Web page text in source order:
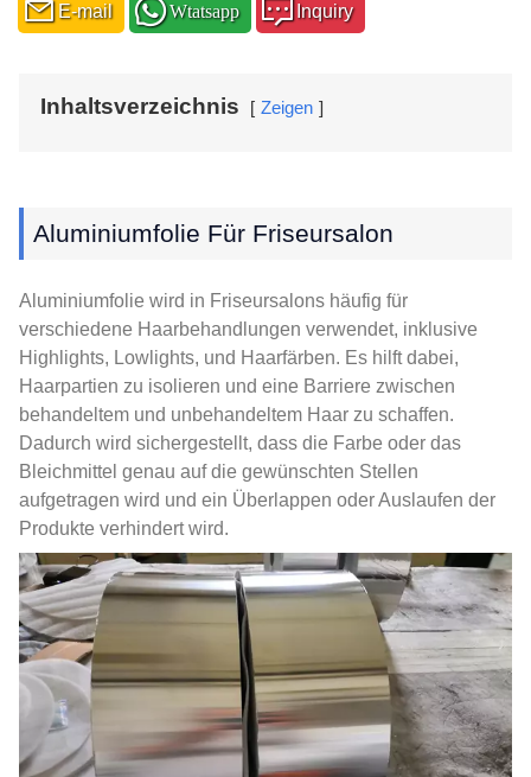
E-mail Wtatsapp Inquiry
Inhaltsverzeichnis Zeigen
Aluminiumfolie Für Friseursalon
Aluminiumfolie wird in Friseursalons häufig für
verschiedene Haarbehandlungen verwendet, inklusive
Highlights, Lowlights, und Haarfärben. Es hilft dabei,
Haarpartien zu isolieren und eine Barriere zwischen
behandeltem und unbehandeltem Haar zu schaffen.
Dadurch wird sichergestellt, dass die Farbe oder das
Bleichmittel genau auf die gewünschten Stellen
aufgetragen wird und ein Überlappen oder Auslaufen der
Produkte verhindert wird.